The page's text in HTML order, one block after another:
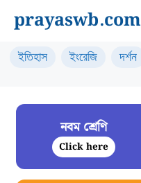
content
prayaswb.com
ইতিহাস ইংরেজি দর্শন
নবম শ্রেণি
Click here